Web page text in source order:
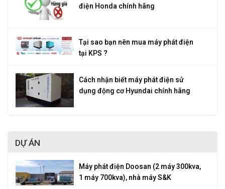
điện Honda chính hãng
Tại sao bạn nên mua máy phát điện
tại KPS ?
Cách nhận biết máy phát điện sử
dụng động cơ Hyundai chính hãng
DỰ ÁN
Máy phát điện Doosan (2 máy 300kva,
1 máy 700kva), nhà máy S&K